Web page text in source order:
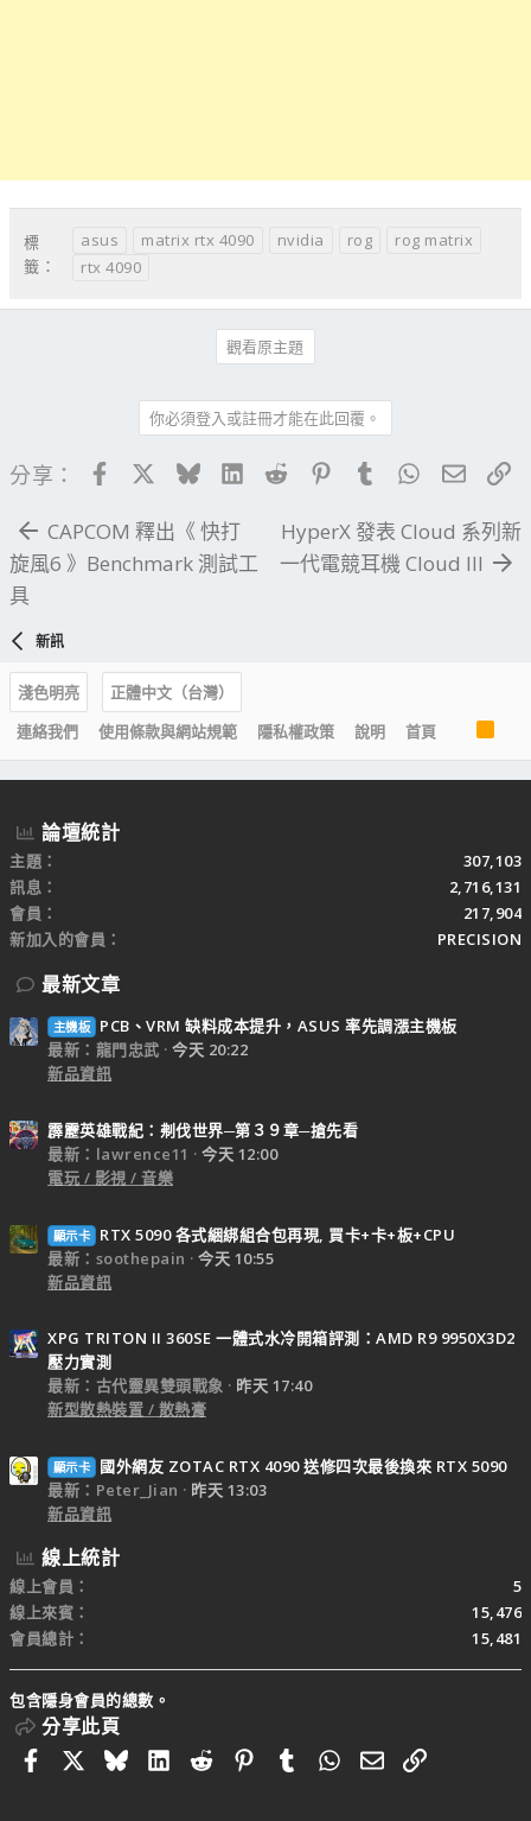
標
籤：
asus matrix rtx 4090 nvidia rog
rog matrix
rtx 4090
觀看原主題
你必須登入或註冊才能在此回覆。
分享： FacebookBlueskyLinkedIn
Reddit PinterestTumblrWhatsApp
電子
CAPCOM 釋出《 快打
旋風6 》Benchmark 測試工
具
HyperX 發表 Cloud 系列新
一代電競耳機 Cloud III
新訊
淺色明亮
正體中文（台灣）
連絡我們
使用條款與網站規範 隱私權政策 說明 首頁
R
S
S
論壇統計
主題
307,103
訊息
2,716,131
會員
217,904
新加入的會員
PRECISION
最新文章
主機板
PCB、VRM 缺料成本提升，ASUS 率先調漲主機板
最新：龍門忠武
今天 20:22
新品資訊
霹靂英雄戰紀：刜伐世界─第３９章─搶先看
最新：lawrence11
今天 12:00
電玩 / 影視 / 音樂
顯示卡
RTX 5090 各式綑綁組合包再現, 買卡+卡+板+CPU
最新：soothepain
今天 10:55
新品資訊
XPG TRITON II 360SE 一體式水冷開箱評測：AMD R9 9950X3D2
壓力實測
最新：古代靈異雙頭戰象
昨天 17:40
新型散熱裝置 / 散熱膏
顯示卡
國外網友 ZOTAC RTX 4090 送修四次最後換來 RTX 5090
最新：Peter_Jian
昨天 13:03
新品資訊
線上統計
線上會員
5
線上來賓
15,476
會員總計
15,481
包含隱身會員的總數。
分享此頁
FacebookBlueskyLinkedIn
RedditPinterestTumblrWhatsApp
電子郵件
連結